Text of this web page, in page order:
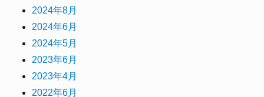
2024年8月
2024年6月
2024年5月
2023年6月
2023年4月
2022年6月